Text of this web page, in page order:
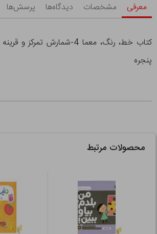
معرفی مشخصات دیدگاه‌ها پرسش‌ها
کتاب خط، رنگ، معما 4-شمارش
پنجره
محصولات مرتبط